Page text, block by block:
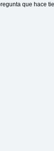
que hace